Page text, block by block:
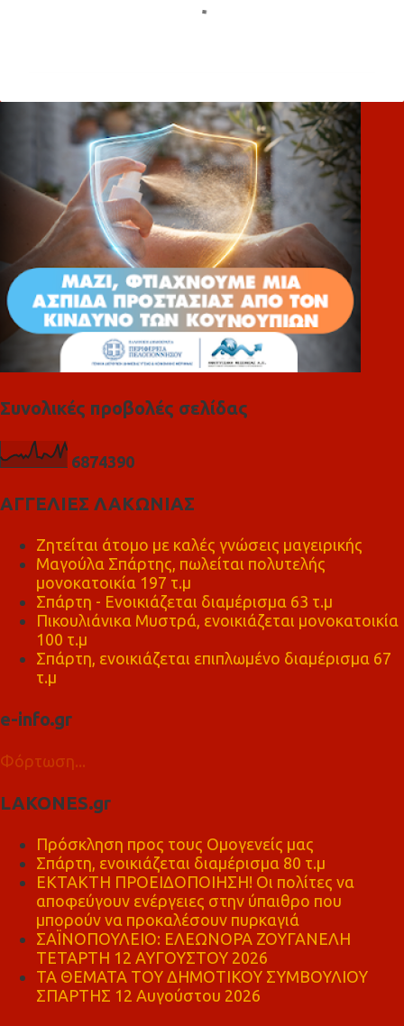
λ
Συνολικές προβολές σελίδας
6874390
ΑΓΓΕΛΙΕΣ ΛΑΚΩΝΙΑΣ
Ζητείται άτομο με καλές γνώσεις μαγειρικής
Μαγούλα Σπάρτης, πωλείται πολυτελής
μονοκατοικία 197 τ.μ
Σπάρτη - Ενοικιάζεται διαμέρισμα 63 τ.μ
Πικουλιάνικα Μυστρά, ενοικιάζεται μονοκατοικία
100 τ.μ
Σπάρτη, ενοικιάζεται επιπλωμένο διαμέρισμα 67
τ.μ
e-info.gr
Φόρτωση...
LAKONES.gr
Πρόσκληση προς τους Ομογενείς μας
Σπάρτη, ενοικιάζεται διαμέρισμα 80 τ.μ
ΕΚΤΑΚΤΗ ΠΡΟΕΙΔΟΠΟΙΗΣΗ! Οι πολίτες να
αποφεύγουν ενέργειες στην ύπαιθρο που
μπορούν να προκαλέσουν πυρκαγιά
ΣΑΪΝΟΠΟΥΛΕΙΟ: ΕΛΕΩΝΟΡΑ ΖΟΥΓΑΝΕΛΗ
ΤΕΤΑΡΤΗ 12 ΑΥΓΟΥΣΤΟΥ 2026
ΤΑ ΘΕΜΑΤΑ ΤΟΥ ΔΗΜΟΤΙΚΟΥ ΣΥΜΒΟΥΛΙΟΥ
ΣΠΑΡΤΗΣ 12 Αυγούστου 2026